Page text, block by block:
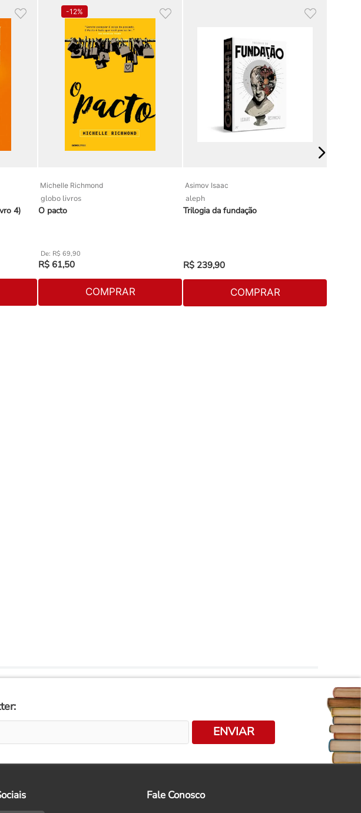
4)
-12%
Michelle Richmond
globo livros
O pacto
R$ 69,90
R$ 61,50
COMPRAR
Asimov Isaac
aleph
Trilogia da fundação
R$ 239,90
COMPRAR
ENVIAR
Fale Conosco